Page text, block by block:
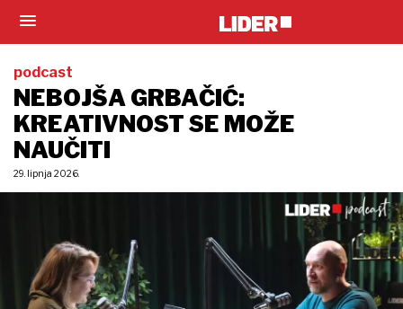
podcast
NEBOJŠA GRBAČIĆ:
KREATIVNOST SE MOŽE
NAUČITI
29. lipnja 2026.